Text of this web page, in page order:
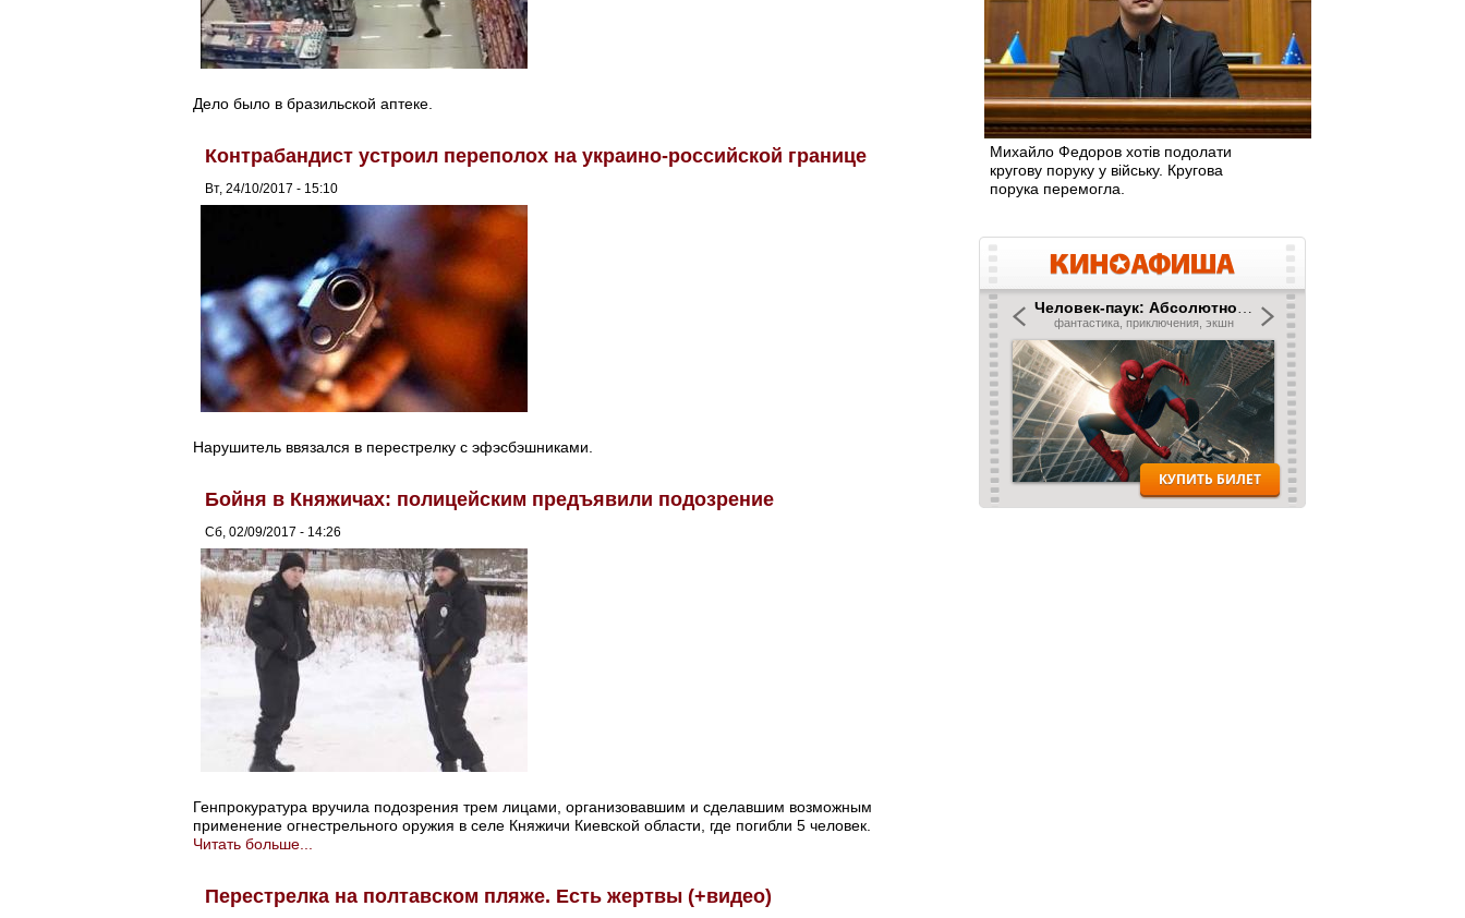
Дело было в бразильской аптеке.
Контрабандист устроил переполох на украино-российской границе
Вт, 24/10/2017 - 15:10
Нарушитель ввязался в перестрелку с эфэсбэшниками.
Бойня в Княжичах: полицейским предъявили подозрение
Сб, 02/09/2017 - 14:26
Генпрокуратура вручила подозрения трем лицами, организовавшим и сделавшим возможным
применение огнестрельного оружия в селе Княжичи Киевской области, где погибли 5 человек.
Читать больше...
Перестрелка на полтавском пляже. Есть жертвы (+видео)
Михайло Федоров хотів подолати
кругову поруку у війську. Кругова
порука перемогла.